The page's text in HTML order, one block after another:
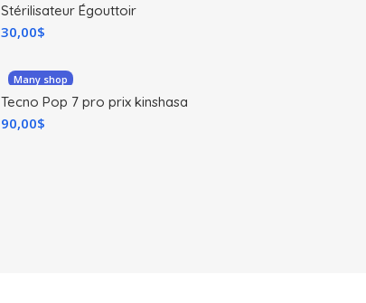
Stérilisateur Égouttoir
30,00$
Many shop
Tecno Pop 7 pro prix kinshasa
90,00$